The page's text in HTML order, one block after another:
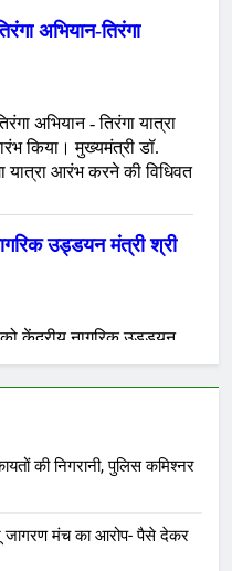
की निगरानी, पुलिस कमिश्नर
जागरण मंच का आरोप- पैसे देकर